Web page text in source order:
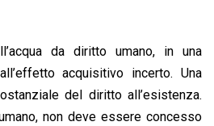
da diritto umano, in una
acquisitivo incerto. Una
del diritto all’esistenza.
non deve essere concesso